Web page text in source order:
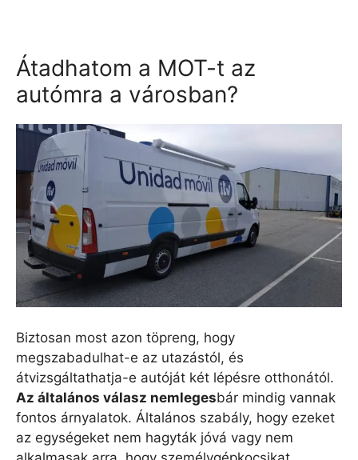
Átadhatom a MOT-t az
autómra a városban?
Biztosan most azon töpreng, hogy
megszabadulhat-e az utazástól, és
átvizsgáltathatja-e autóját két lépésre otthonától.
Az általános válasz nemlegesbár mindig vannak
fontos árnyalatok. Általános szabály, hogy ezeket
az egységeket nem hagyták jóvá vagy nem